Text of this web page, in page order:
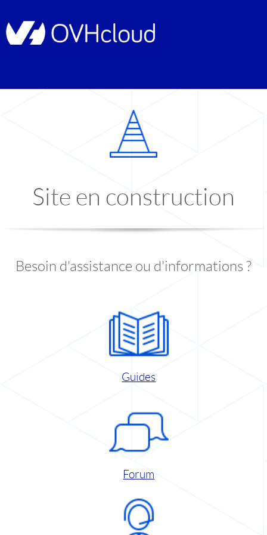
Site en construction
Besoin d'assistance ou d'informations ?
Guides
Forum